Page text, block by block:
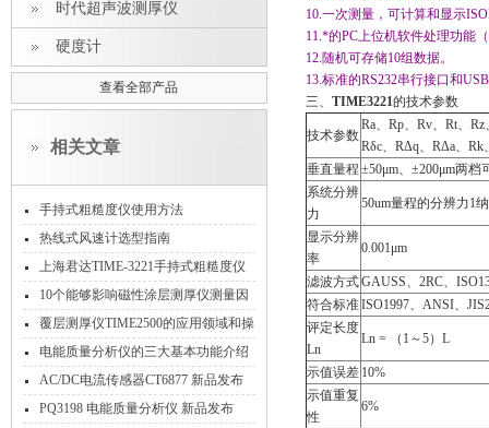
时代超声波测厚仪
硬度计
查看全部产品
相关文章
手持式粗糙度仪使用方法
热线式风速计选型指南
上海君达TIME-3221手持式粗糙度仪
的十三个特点
10个能够影响磁性涂层测厚仪测量因
素
覆层测厚仪TIME2500的应用领域和操
作规程
电能质量分析仪的三大基本功能介绍
AC/DC电流传感器CT6877 新品发布
PQ3198 电能质量分析仪 新品发布
10.一次测量，可计算和显示
11.*的PC上位机软件处理功能
12.随机可存储10组数据。
13.标准的RS232串行接口和
三、 TIME3221的技术参数
技术参数
Ra、Rp、Rv、Rt、
Rδc、RΔq、RΔa、
垂直量程 ±50μm、±200μm两档
系统分辨
力
50um量程的分辨力1
显示分辨
率
0.001μm
滤波方式GAUSS、2RC、
符合标准ISO1997、ANSI、
评定长度
Ln
Ln = （1～5）L
示值误差 10%
示值重复
性
6%